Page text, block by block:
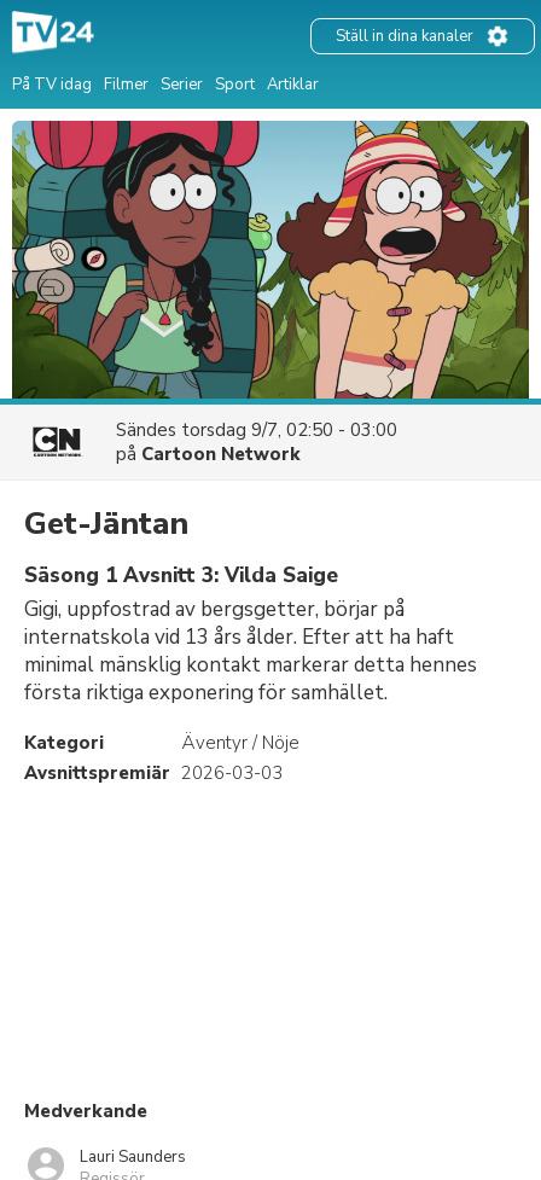
På TV idag Filmer Serier Sport Artiklar
Ställ in dina kanaler
Sändes torsdag 9/7, 02:50 - 03:00
på Cartoon Network
Get-Jäntan
Säsong 1 Avsnitt 3: Vilda Saige
Gigi, uppfostrad av bergsgetter, börjar på
internatskola vid 13 års ålder. Efter att ha haft
minimal mänsklig kontakt markerar detta hennes
första riktiga exponering för samhället.
Kategori
Äventyr / Nöje
Avsnittspremiär 2026-03-03
Medverkande
Lauri Saunders